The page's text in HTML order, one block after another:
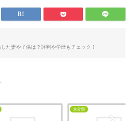
た妻や子供は？評判や学歴もチェック！
未分類